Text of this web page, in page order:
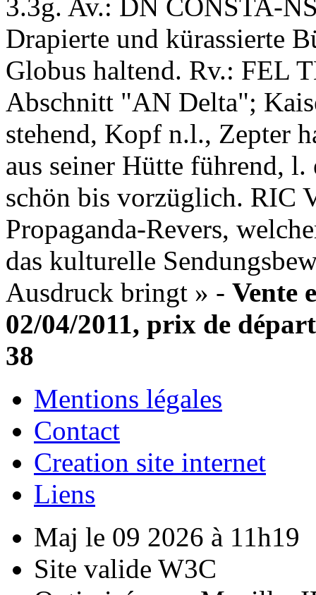
3.3g. Av.: DN CONSTA-
Drapierte und kürassierte
Globus haltend. Rv.: FEL
Abschnitt "AN Delta";
stehend, Kopf n.l., Zepter
aus seiner Hütte führend,
schön bis vorzüglich. RIC
Propaganda-Revers,
das kulturelle
Ausdruck bringt » - Vente
02/04/2011, prix de
38
Mentions légales
Contact
Creation site internet
Liens
Maj le 09 2026 à 11h19
Site valide W3C